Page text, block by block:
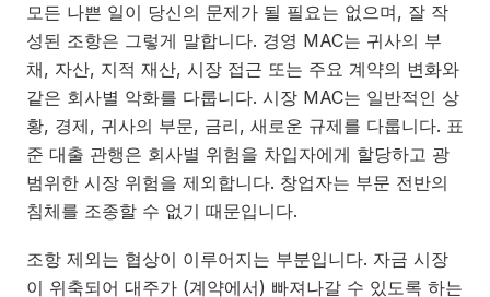
모든 나쁜 일이 당신의 문제가 될 필요는 없으며, 잘 작
성된 조항은 그렇게 말합니다. 경영 MAC는 귀사의 부
채, 자산, 지적 재산, 시장 접근 또는 주요 계약의 변화와
같은 회사별 악화를 다룹니다. 시장 MAC는 일반적인 상
황, 경제, 귀사의 부문, 금리, 새로운 규제를 다룹니다. 표
준 대출 관행은 회사별 위험을 차입자에게 할당하고 광
범위한 시장 위험을 제외합니다. 창업자는 부문 전반의
침체를 조종할 수 없기 때문입니다.
조항 제외는 협상이 이루어지는 부분입니다. 자금 시장
이 위축되어 대주가 (계약에서) 빠져나갈 수 있도록 하는